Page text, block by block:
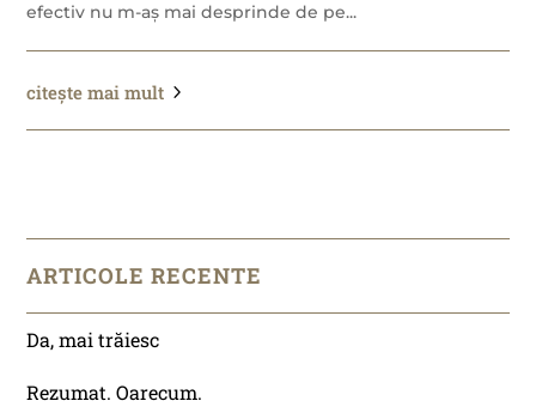
efectiv nu m-aș mai desprinde de pe...
citește mai mult
ARTICOLE RECENTE
Da, mai trăiesc
Rezumat. Oarecum.